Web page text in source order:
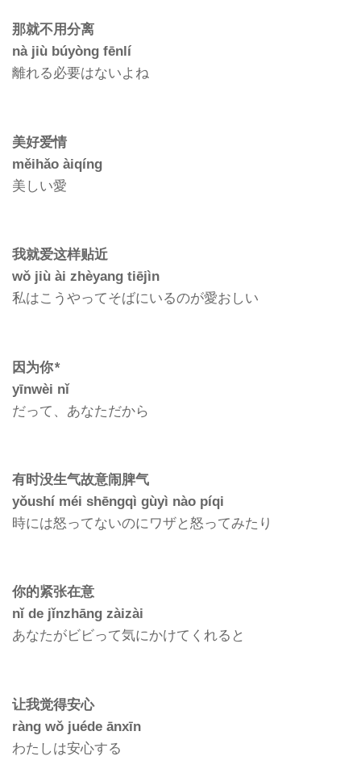
那就不用分离
nà jiù búyòng fēnlí
離れる必要はないよね
美好爱情
měihǎo àiqíng
美しい愛
我就爱这样贴近
wǒ jiù ài zhèyang tiējìn
私はこうやってそばにいるのが愛おしい
因为你*
yīnwèi nǐ
だって、あなただから
有时没生气故意闹脾气
yǒushí méi shēngqì gùyì nào píqi
時には怒ってないのにワザと怒ってみたり
你的紧张在意
nǐ de jǐnzhāng zàizài
あなたがビビって気にかけてくれると
让我觉得安心
ràng wǒ juéde ānxīn
わたしは安心する